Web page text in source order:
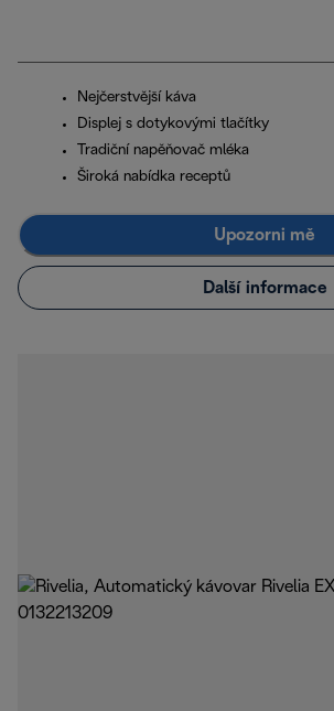
Nejčerstvější káva
Displej s dotykovými tlačítky
Tradiční napěňovač mléka
Široká nabídka receptů
Upozorni mě
Další informace